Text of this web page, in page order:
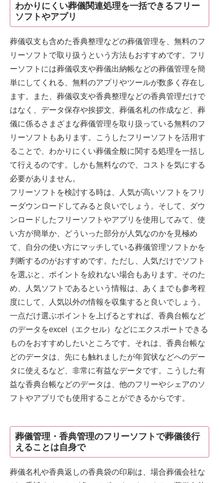
わかりにくい葬儀関連処理を一括できるフリー
ソフトやアプリ
葬儀収支も含めた香典整理などの葬儀管理を、無料のフ
リーソフトで取り扱うという方法もおすすめです。フリ
ーソフトには葬儀収支や葬儀出納帳などの葬儀管理を簡
単にしてくれる、無料のアプリやツールが数多く存在し
ます。また、葬儀収支や香典整理などの香典管理だけで
はなく、データ保存や挨拶文、葬儀名札の作成など、葬
儀に係るさまざまな葬儀管理を取り扱っている無料のフ
リーソフトもあります。こうしたフリーソフトを活用す
ることで、わかりにくい葬儀全般に関する処理を一括し
て行えるのです。しかも無料なので、コストを気にする
必要がありません。
フリーソフトを検討する時は、人気が高いソフトをフリ
ーダウンロードしてみると良いでしょう。そして、ダウ
ンロードしたフリーソフトやアプリを使用してみて、使
い方が簡単か、どういった部分が人気なのかを見極め
て、自分の使い方にマッチしている葬儀管理ソフトかを
判断するのがおすすめです。ただし、人気だけでソフト
を選ぶと、ポイントを絞れない場合もあります。そのた
め、人気ソフトであるという情報は、あくまでも参考程
度にして、人気以外の情報を収集すると良いでしょう。
一点だけ選ぶポイントを上げるとすれば、香典台帳など
のデータをexcel（エクセル）などにエクスポートできる
ものをおすすめしたいところです。それは、香典台帳な
どのデータは、先にも触れましたが年賀状などへのデー
タに使えるなど、非常に有益なデータです。こうした有
益な香典台帳などのデータは、他のフリーやシェアのソ
フトやアプリでも使用することができるからです。
葬儀管理・香典管理のフリーソフトで葬儀後行
えることは自身で
葬儀名札や香典返しの香典袋の印刷は、場合葬儀会社な